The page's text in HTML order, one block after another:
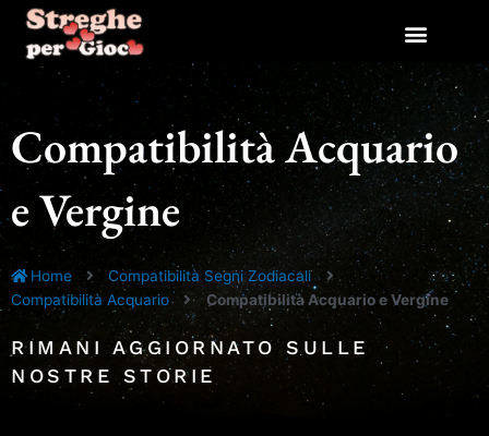
contenuto
Compatibilità Acquario
e Vergine
Home
Compatibilità Segni Zodiacali
Compatibilità Acquario
Compatibilità Acquario e Vergine
RIMANI AGGIORNATO SULLE
NOSTRE STORIE